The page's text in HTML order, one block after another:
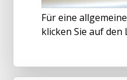
Für eine
klicken Sie auf den